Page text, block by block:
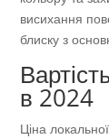
висихання
блиску з
в 2024
Ціна